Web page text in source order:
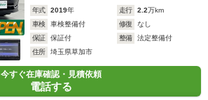
年式 2019年 走行 2.2万km
車検
車検整備付 修復
なし
保証
保証付 整備
法定整備付
住所
埼玉県草加市
今すぐ在庫確認・見積依頼
電話する